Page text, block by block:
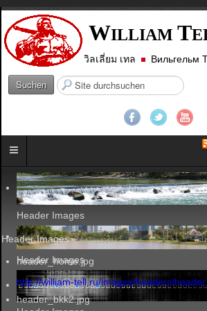
WILLIAM T
วิลเลี่ยม เทล Вильгельм
Suchen
S
e
.
.
.
Header Images
Header Images
Header Images
header_home.jpg
http://william-tell.ru/images/headers/
header_bkk2.jpg